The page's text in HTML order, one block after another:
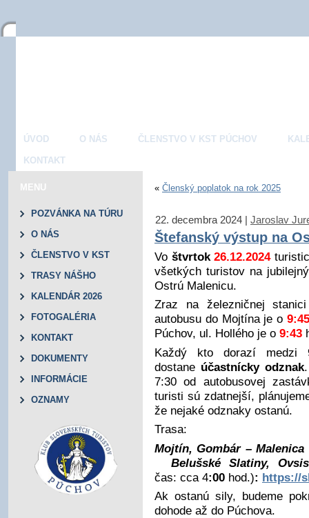
ÚVOD O NÁS ČLENSTVO V KST PÚCHOV
KONTAKT
MENU
POZVÁNKA NA TÚRU
O NÁS
ČLENSTVO V KST
Púchov
TRASY NÁŠHO
REGIONU
KALENDÁR 2026
FOTOGALÉRIA
KONTAKT
DOKUMENTY
INFORMÁCIE
OZNAMY
« Členský poplatok na rok 2025
22. decembra 2024 | Jaroslav
Štefanský výstup na
Vo štvrtok 26.12.2024
všetkých turistov na
Ostrú Malenicu.
Zraz na železničnej
autobusu do Mojtína je o
Púchov, ul. Hollého je o 9:43
Každý kto dorazí medzi
dostane účastnícky odznak
7:30 od autobusovej
turisti sú zdatnejší,
že nejaké odznaky ostanú.
Trasa:
Mojtín, Gombár –
Belušské Slatiny,
čas: cca 4:00 hod.): https://
Ak ostanú sily, budeme
dohode až do Púchova.